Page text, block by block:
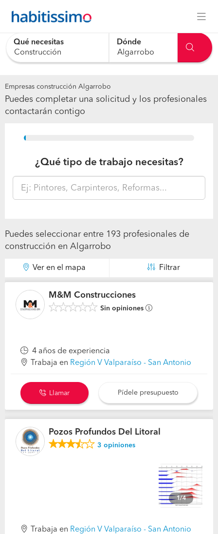
Qué necesitas Dónde
Empresas construcción Algarrobo
Puedes completar una solicitud y los profesionales
contactarán contigo
15%
¿Qué tipo de trabajo necesitas?
Puedes seleccionar entre 193 profesionales de
construcción en Algarrobo
Ver en el mapa Filtrar
M&M Construcciones
Sin opiniones
4 años de experiencia
Trabaja en Región V Valparaíso - San Antonio
Llamar Pídele presupuesto
Pozos Profundos Del Litoral
3 opiniones
1/4
Trabaja en Región V Valparaíso - San Antonio